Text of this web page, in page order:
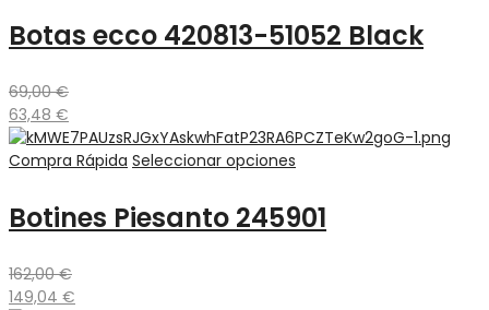
Botas ecco 420813-51052 Black
69,00€
63,48 €
Compra Rápida Seleccionar opciones
Botines Piesanto 245901
162,00€
149,04 €